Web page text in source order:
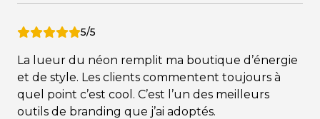
5/5
La lueur du néon remplit ma boutique d’énergie
et de style. Les clients commentent toujours à
quel point c’est cool. C’est l’un des meilleurs
outils de branding que j’ai adoptés.